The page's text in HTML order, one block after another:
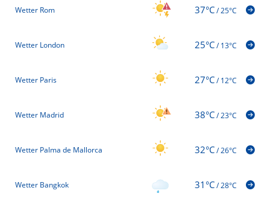
Wetter Rom 37°C/25°C
Wetter London 25°C/13°C
Wetter Paris 27°C/12°C
Wetter Madrid 38°C/23°C
Wetter Palma de Mallorca 32°C/26°C
Wetter Bangkok 31°C/28°C